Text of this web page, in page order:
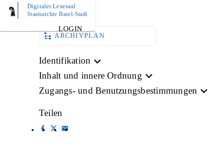
Digitaler Lesesaal
Staatsarchiv Basel-Stadt
LOGIN
BILD
ARCHIVPLAN
Identifikation
Inhalt und innere Ordnung
Zugangs- und Benutzungsbestimmungen
Teilen